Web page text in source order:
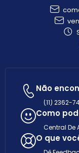
Não
(11) 2362-
Como
Central De
O que